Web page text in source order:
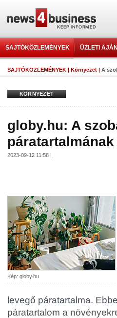
SAJTÓKÖZLEMÉNYEK ÜZLETI
SAJTÓKÖZLEMÉNYEK | Környezet | A
KÖRNYEZET
globy.hu: A
2023-09-12 11:58 |
Kép: globy.hu
levegő páratartalma.
páratartalom a